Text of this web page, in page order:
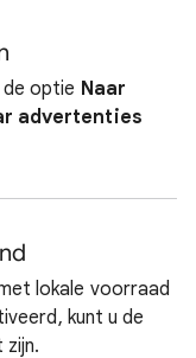
optie Naar
advertenties
lokale voorraad
kunt u de